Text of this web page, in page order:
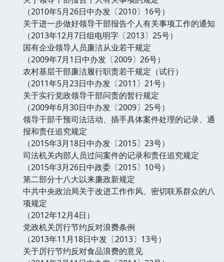
（2010年5月26日中办发〔2010〕16号）
关于进一步做好领导干部报告个人有关事项工作的通知
（2013年12月7日组电明字〔2013〕25号）
国有企业领导人员廉洁从业若干规定
（2009年7月1日中办发〔2009〕26号）
农村基层干部廉洁履行职责若干规定（试行）
（2011年5月23日中办发〔2011〕21号）
关于实行党政领导干部问责的暂行规定
（2009年6月30日中办发〔2009〕25号）
领导干部干预司法活动、插手具体案件处理的记录、通
报和责任追究规定
（2015年3月18日中办发〔2015〕23号）
司法机关内部人员过问案件的记录和责任追究规定
（2015年3月26日中政委〔2015〕10号）
第二部分十八大以来廉政新规定
中共中央政治局关于改进工作作风、密切联系群众的八
项规定
（2012年12月4日）
党政机关厉行节约反对浪费条例
（2013年11月18日中发〔2013〕13号）
关于厉行节约反对食品浪费的意见